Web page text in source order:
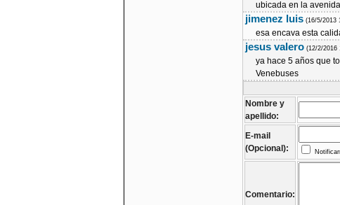
ubicada en la
jimenez luis (16/5/2013
esa encava esta
jesus valero (12/2/2016
ya hace 5 años que
Venebuses
Nombre y
apellido:
E-mail
(Opcional):
Comentario: